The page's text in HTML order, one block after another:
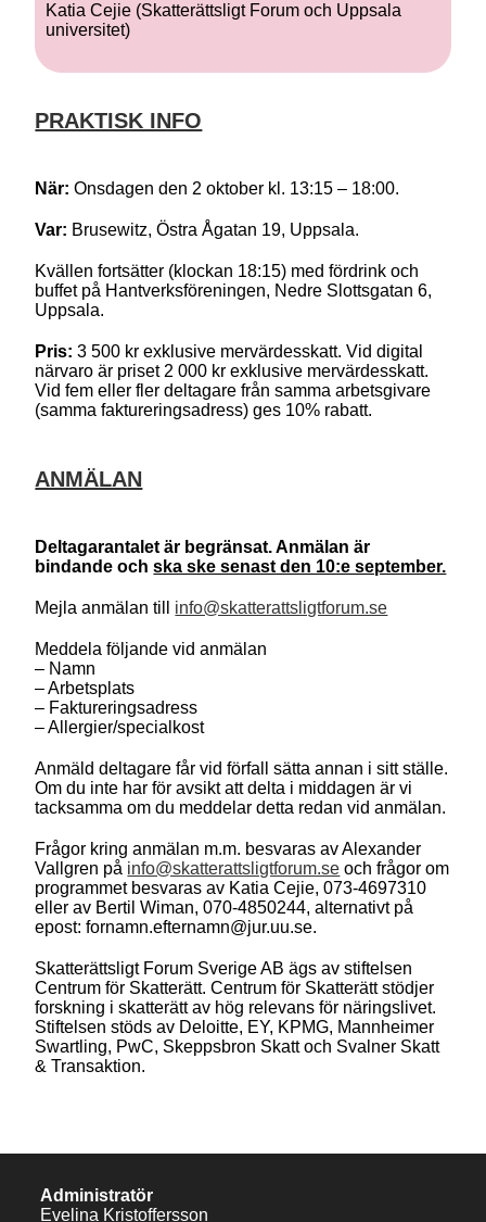
Katia Cejie (Skatterättsligt Forum och Uppsala
universitet)
PRAKTISK INFO
När: Onsdagen den 2 oktober kl. 13:15 – 18:00.
Var: Brusewitz, Östra Ågatan 19, Uppsala.
Kvällen fortsätter (klockan 18:15) med fördrink och
buffet på Hantverksföreningen, Nedre Slottsgatan 6,
Uppsala.
Pris: 3 500 kr exklusive mervärdesskatt. Vid digital
närvaro är priset 2 000 kr exklusive mervärdesskatt.
Vid fem eller fler deltagare från samma arbetsgivare
(samma faktureringsadress) ges 10% rabatt.
ANMÄLAN
Deltagarantalet är begränsat. Anmälan är
bindande ochska ske senast den 10:e september.
Mejla anmälan till info@skatterattsligtforum.se
Meddela följande vid anmälan
– Namn
– Arbetsplats
– Faktureringsadress
– Allergier/specialkost
Anmäld deltagare får vid förfall sätta annan i sitt ställe.
Om du inte har för avsikt att delta i middagen är vi
tacksamma om du meddelar detta redan vid anmälan.
Frågor kring anmälan m.m. besvaras av Alexander
Vallgren på info@skatterattsligtforum.se och frågor om
programmet besvaras av Katia Cejie, 073-4697310
eller av Bertil Wiman, 070-4850244, alternativt på
epost: fornamn.efternamn@jur.uu.se.
Skatterättsligt Forum Sverige AB ägs av stiftelsen
Centrum för Skatterätt. Centrum för Skatterätt stödjer
forskning i skatterätt av hög relevans för näringslivet.
Stiftelsen stöds av Deloitte, EY, KPMG, Mannheimer
Swartling, PwC, Skeppsbron Skatt och Svalner Skatt
& Transaktion.
Administratör
Evelina Kristoffersson